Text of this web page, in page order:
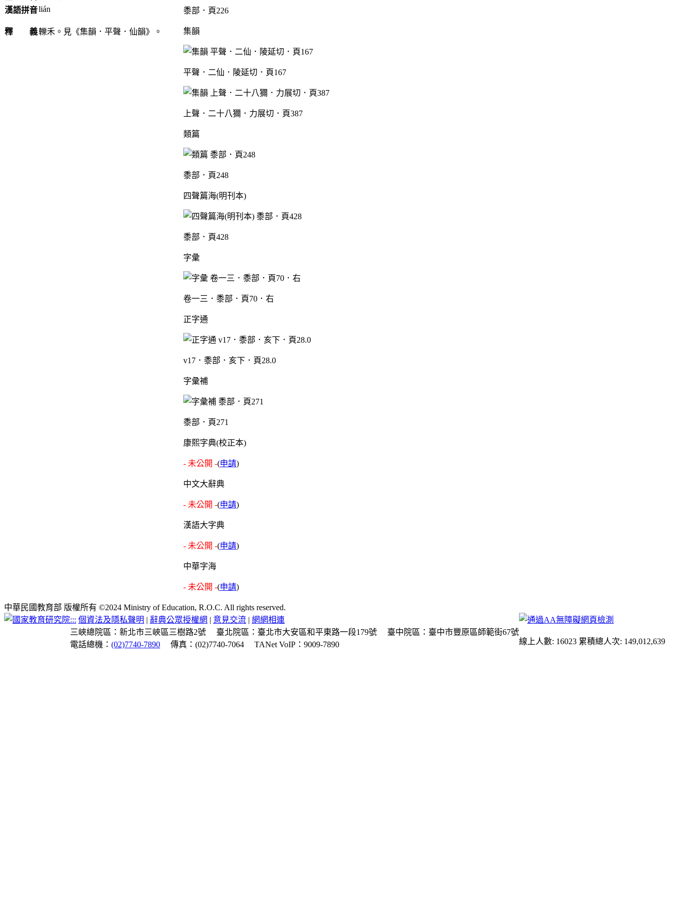
漢語拼音lián
釋 義轢禾。見《集韻．平聲．仙韻》。
黍部．頁226
集韻
平聲．二仙．陵延切．頁167
上聲．二十八獮．力展切．頁387
類篇
黍部．頁248
四聲篇海(明刊本)
黍部．頁428
字彙
卷一三．黍部．頁70．右
正字通
v17．黍部．亥下．頁28.0
字彙補
黍部．頁271
康熙字典(校正本)
- 未公開 -(申請)
中文大辭典
- 未公開 -(申請)
漢語大字典
- 未公開 -(申請)
中華字海
- 未公開 -(申請)
中華民國教育部 版權所有 ©2024 Ministry of Education, R.O.C. All rights reserved.
::: 個資法及隱私聲明 | 辭典公眾授權網 | 意見交流 | 網網相連
三峽總院區：新北市三峽區三樹路2號
臺北院區：臺北市大安區和平東路一段179號
臺中院區：臺中市豐原區師範街67號
電話總機： (02)7740-7890 傳真：(02)7740-7064 TANet VoIP：9009-7890 線上人數: 16023 累積總人次: 149,012,639